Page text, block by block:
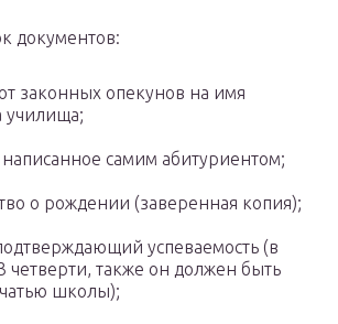
документов:
законных опекунов на имя
училища;
самим абитуриентом;
о рождении (заверенная копия);
успеваемость (в
четверти, также он должен быть
школы);